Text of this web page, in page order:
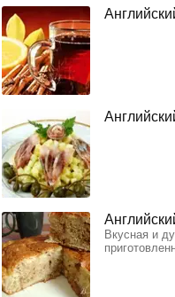
Вкусная и